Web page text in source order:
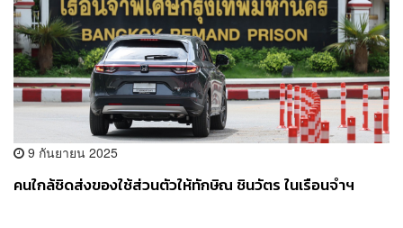
9 กันยายน 2025
คนใกล้ชิดส่งของใช้ส่วนตัวให้ทักษิณ ชินวัตร ในเรือนจำฯ